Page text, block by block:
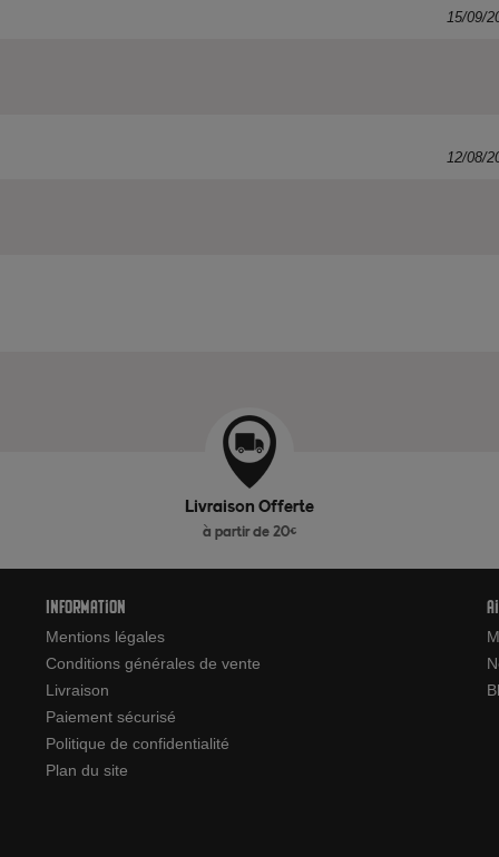
15/09/
12/08/
Livraison Offerte
à partir de 20€
Information
Mentions légales
Conditions générales de vente
Livraison
Paiement sécurisé
Politique de confidentialité
Plan du site